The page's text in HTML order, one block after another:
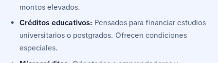
montos elevados.
Créditos educativos: Pensados para financiar estudios
universitarios o postgrados. Ofrecen condiciones
especiales.